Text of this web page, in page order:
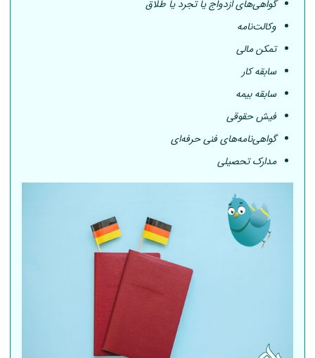
گواهی‌های ازدواج یا تجرد یا طلاق
وکالت‌نامه
تمکن مالی
سابقه کار
سابقه بیمه
فیش حقوقی
گواهی‌نامه‌های فنی حرفه‌ای
مدارک تحصیلی